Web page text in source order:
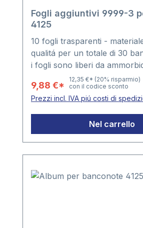
Fogli aggiuntivi 9999-3
4125
10 fogli trasparenti -
qualitá per un totale di 30
i fogli sono liberi da
ecc.Formato foglio: ca. 200 x
3 tasche Formato tasca ca.
Lato in alto apertoConfezione
9,88 €*
12,35 €* (20% risparmio)
con il codice sconto
Prezzi incl. IVA piú costi di
Nel carrello